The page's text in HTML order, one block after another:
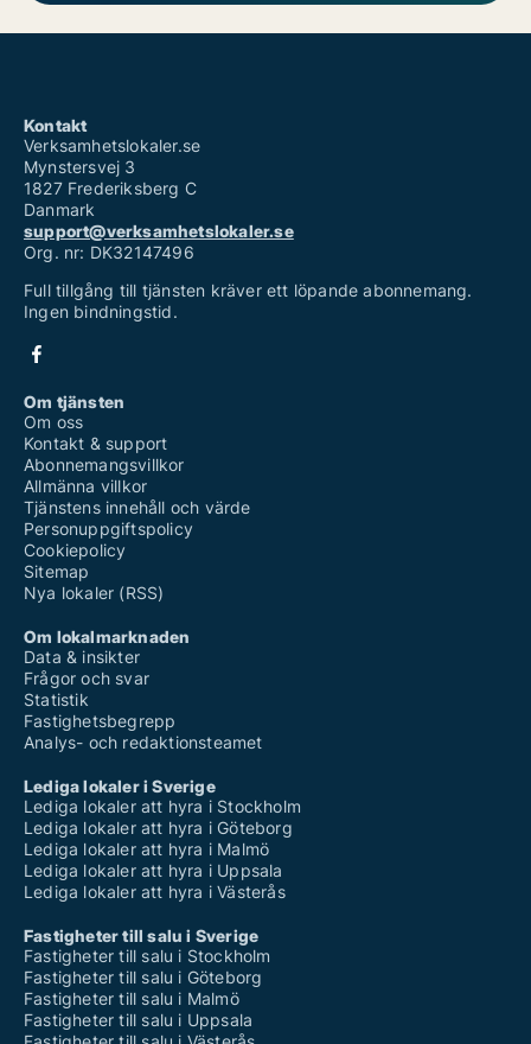
Kontakt
Verksamhetslokaler.se
Mynstersvej 3
1827 Frederiksberg C
Danmark
support@verksamhetslokaler.se
Org. nr: DK32147496
Full tillgång till tjänsten kräver ett löpande abonnemang.
Ingen bindningstid.
Om tjänsten
Om oss
Kontakt & support
Abonnemangsvillkor
Allmänna villkor
Tjänstens innehåll och värde
Personuppgiftspolicy
Cookiepolicy
Sitemap
Nya lokaler (RSS)
Om lokalmarknaden
Data & insikter
Frågor och svar
Statistik
Fastighetsbegrepp
Analys- och redaktionsteamet
Lediga lokaler i Sverige
Lediga lokaler att hyra i Stockholm
Lediga lokaler att hyra i Göteborg
Lediga lokaler att hyra i Malmö
Lediga lokaler att hyra i Uppsala
Lediga lokaler att hyra i Västerås
Fastigheter till salu i Sverige
Fastigheter till salu i Stockholm
Fastigheter till salu i Göteborg
Fastigheter till salu i Malmö
Fastigheter till salu i Uppsala